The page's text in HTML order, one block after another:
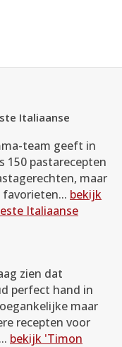
Italiaanse
team geeft in
150 pastarecepten
maar
bekijk
Italiaanse
zien dat
perfect hand in
maar
recepten voor
bekijk 'Timon